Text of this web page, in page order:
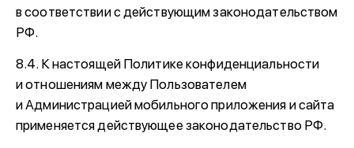
в соответствии с действующим законодательством
РФ.
8.4. К настоящей Политике конфиденциальности
и отношениям между Пользователем
и Администрацией мобильного приложения и сайта
применяется действующее законодательство РФ.